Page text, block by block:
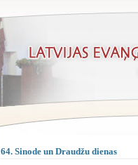
64. Sinode un Draudžu dienas